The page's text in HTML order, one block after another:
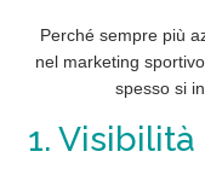
Perché sempre più
nel marketing
spesso si
1.